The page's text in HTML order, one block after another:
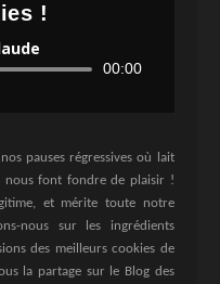
!
00:00
pauses régressives où lait
nous font fondre de plaisir !
et mérite toute notre
nous sur les ingrédients
des meilleurs cookies de
la partage sur le Blog des